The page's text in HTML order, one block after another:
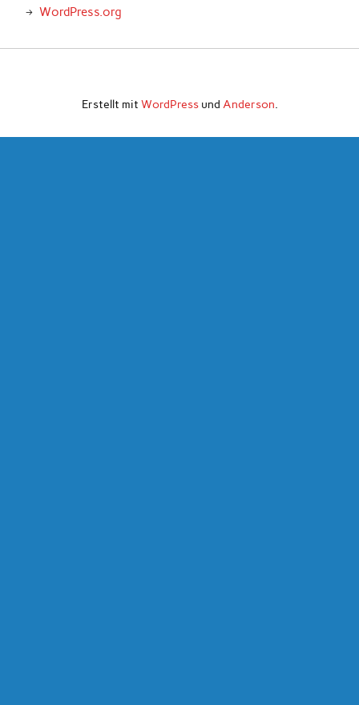
WordPress.org
Erstellt mit WordPressund Anderson